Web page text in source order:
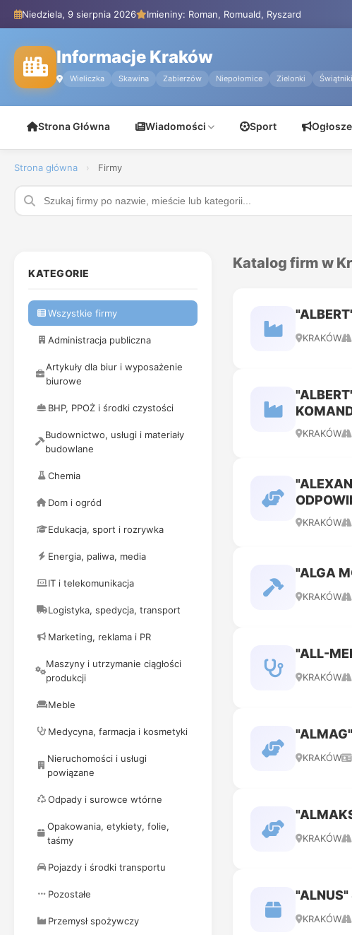
Niedziela, 9 sierpnia 2026 Imieniny: Roman, Romuald, Ryszard
Informacje Kraków
Wieliczka Skawina Zabierzów Niepołomice Zielonki
Strona Główna Wiadomości Sport
Strona główna › Firmy
KATEGORIE
Wszystkie firmy
Administracja publiczna
Artykuły dla biur i wyposażenie
biurowe
BHP, PPOŻ i środki czystości
Budownictwo, usługi i materiały
budowlane
Chemia
Dom i ogród
Edukacja, sport i rozrywka
Energia, paliwa, media
IT i telekomunikacja
Logistyka, spedycja, transport
Marketing, reklama i PR
Maszyny i utrzymanie ciągłości
produkcji
Meble
Medycyna, farmacja i kosmetyki
Nieruchomości i usługi
powiązane
Odpady i surowce wtórne
Opakowania, etykiety, folie,
taśmy
Pojazdy i środki transportu
Pozostałe
Przemysł spożywczy
Katalog firm w
KRAKÓW
KRAKÓW
KRAKÓW
"ALGA
KRAKÓW
"ALL-
KRAKÓW
KRAKÓW
KRAKÓW
"ALNUS"
KRAKÓW